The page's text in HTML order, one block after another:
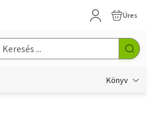
Üres
Könyv